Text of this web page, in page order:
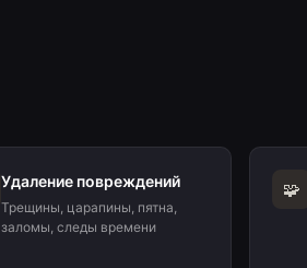
Удаление повреждений
Трещины, царапины, пятна,
заломы, следы времени
🧩